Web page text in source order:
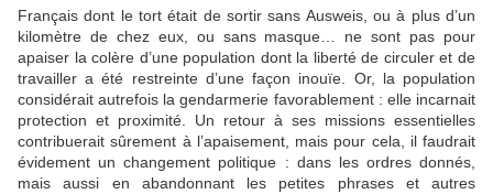
Français dont le tort était de sortir sans Ausweis, ou à plus d’un
kilomètre de chez eux, ou sans masque… ne sont pas pour
apaiser la colère d’une population dont la liberté de circuler et de
travailler a été restreinte d’une façon inouïe. Or, la population
considérait autrefois la gendarmerie favorablement : elle incarnait
protection et proximité. Un retour à ses missions essentielles
contribuerait sûrement à l’apaisement, mais pour cela, il faudrait
évidement un changement politique : dans les ordres donnés,
mais aussi en abandonnant les petites phrases et autres